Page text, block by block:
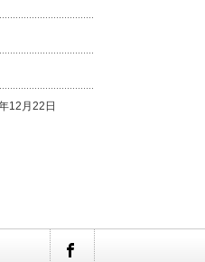
12月22日